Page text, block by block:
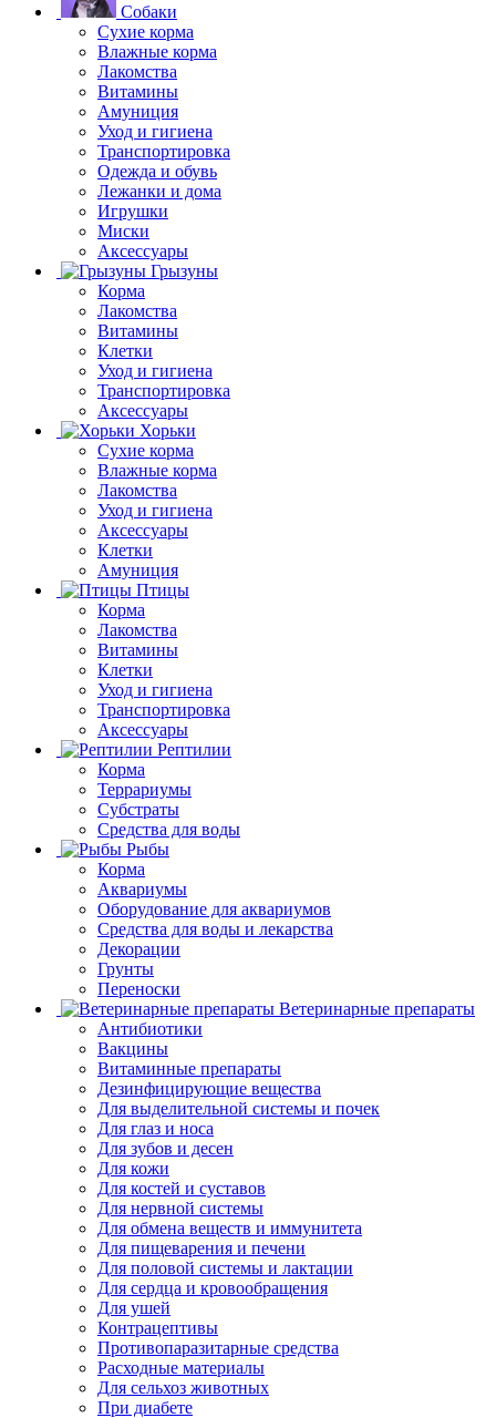
Собаки
Сухие корма
Влажные корма
Лакомства
Витамины
Амуниция
Уход и гигиена
Транспортировка
Одежда и обувь
Лежанки и дома
Игрушки
Миски
Аксессуары
Грызуны
Корма
Лакомства
Витамины
Клетки
Уход и гигиена
Транспортировка
Аксессуары
Хорьки
Сухие корма
Влажные корма
Лакомства
Уход и гигиена
Аксессуары
Клетки
Амуниция
Птицы
Корма
Лакомства
Витамины
Клетки
Уход и гигиена
Транспортировка
Аксессуары
Рептилии
Корма
Террариумы
Субстраты
Средства для воды
Рыбы
Корма
Аквариумы
Оборудование для аквариумов
Средства для воды и лекарства
Декорации
Грунты
Переноски
Ветеринарные препараты
Антибиотики
Вакцины
Витаминные препараты
Дезинфицирующие вещества
Для выделительной системы и почек
Для глаз и носа
Для зубов и десен
Для кожи
Для костей и суставов
Для нервной системы
Для обмена веществ и иммунитета
Для пищеварения и печени
Для половой системы и лактации
Для сердца и кровообращения
Для ушей
Контрацептивы
Противопаразитарные средства
Расходные материалы
Для сельхоз животных
При диабете